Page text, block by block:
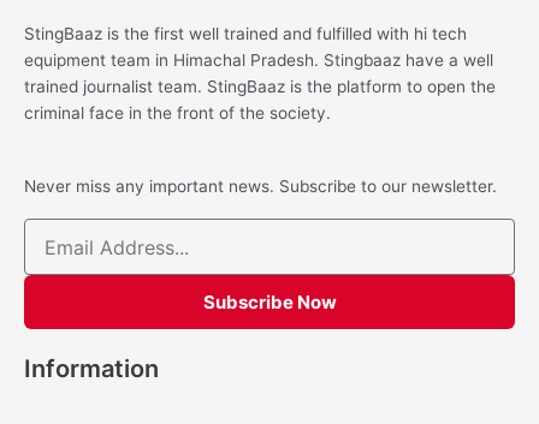
b
o
o
k
a
g
r
a
u
b
e
t
e
r
o
p
e
StingBaaz is the first well trained and fulfilled with hi tech
equipment team in Himachal Pradesh. Stingbaaz have a well
trained journalist team. StingBaaz is the platform to open the
criminal face in the front of the society.
Never miss any important news. Subscribe to our newsletter.
Subscribe Now
Information